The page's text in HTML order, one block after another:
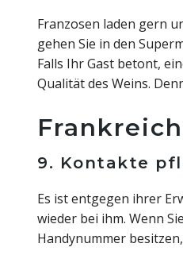
Franzosen laden gern
gehen Sie in den
Falls Ihr Gast betont,
Qualität des Weins.
9. Kontakte
Es ist entgegen ihrer
wieder bei ihm. Wenn
Handynummer